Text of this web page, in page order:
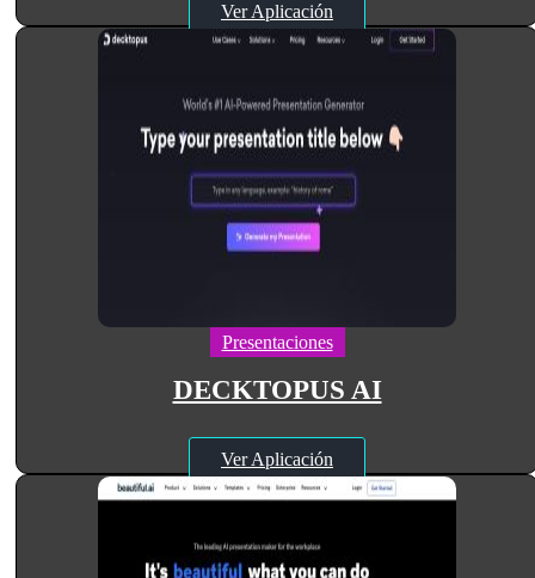
Ver Aplicación
Presentaciones
DECKTOPUS AI
Ver Aplicación